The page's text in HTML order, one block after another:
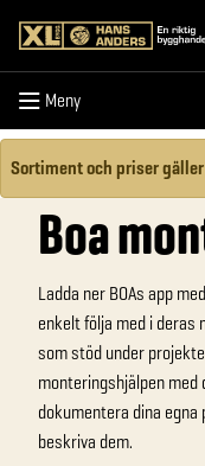
Meny
Meny
Sortiment och priser gäller
Boa
Ladda ner BOAs app
enkelt följa med i
som stöd under
monteringshjälpen med
dokumentera dina
beskriva dem.